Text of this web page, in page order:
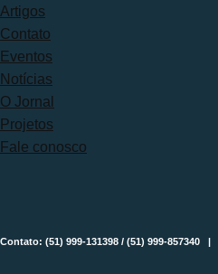
Artigos
Contato
Eventos
Notícias
O Jornal
Projetos
Fale conosco
Contato: (51) 999-131398 / (51) 999-857340 |